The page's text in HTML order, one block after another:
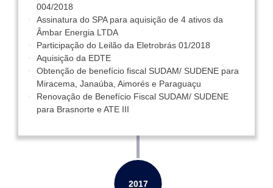
004/2018
Assinatura do SPA para aquisição de 4 ativos da
Âmbar Energia LTDA
Participação do Leilão da Eletrobrás 01/2018
Aquisição da EDTE
Obtenção de benefício fiscal SUDAM/ SUDENE para
Miracema, Janaúba, Aimorés e Paraguaçu
Renovação de Benefício Fiscal SUDAM/ SUDENE
para Brasnorte e ATE III